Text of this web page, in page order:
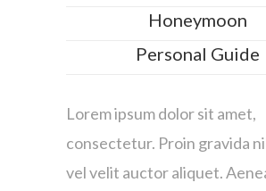
Honeymoon
Personal Guide
Lorem ipsum dolor sit amet,
consectetur. Proin gravida
vel velit auctor aliquet.